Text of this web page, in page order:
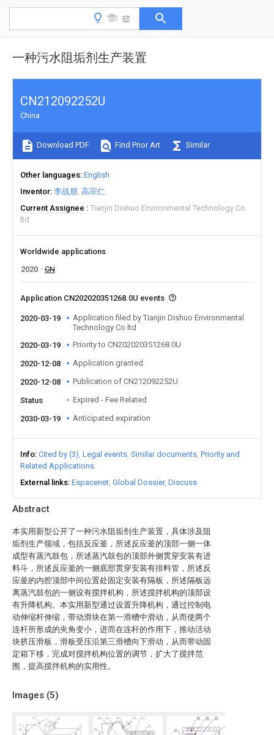
一种污水阻垢剂生产装置
Abstract
本实用新型公开了一种污水阻垢剂生产装置，具体涉及阻
垢剂生产领域，包括反应釜，所述反应釜的顶部一侧一体
成型有蒸汽鼓包，所述蒸汽鼓包的顶部外侧贯穿安装有进
料斗，所述反应釜的一侧底部贯穿安装有排料管，所述反
应釜的内腔顶部中间位置处固定安装有隔板，所述隔板远
离蒸汽鼓包的一侧设有搅拌机构，所述搅拌机构的顶部设
有升降机构。本实用新型通过设置升降机构，通过控制电
动伸缩杆伸缩，带动滑块在第一滑槽中滑动，从而使两个
连杆所形成的夹角变小，进而在连杆的作用下，推动活动
块挤压滑板，滑板受压沿第三滑槽向下滑动，从而带动固
定箱下移，完成对搅拌机构位置的调节，扩大了搅拌范
围，提高搅拌机构的实用性。
Images (5)
CN212092252U
China
Download PDF Find Prior Art Similar
Other languages English
Inventor 李战朋 高宗仁
Current Assignee
Tianjin Dishuo Environmental Technology Co
ltd
Worldwide applications
2020
CN
Application CN202020351268.0U events
2020-03-19
Application filed by Tianjin Dishuo Environmental
Technology Co ltd
2020-03-19
Priority to CN202020351268.0U
2020-12-08 Application granted
2020-12-08 Publication of CN212092252U
Status Expired - Fee Related
2030-03-19 Anticipated expiration
Info Cited by (3) Legal events Similar documents Priority and
Related Applications
External links Espacenet Global Dossier Discuss